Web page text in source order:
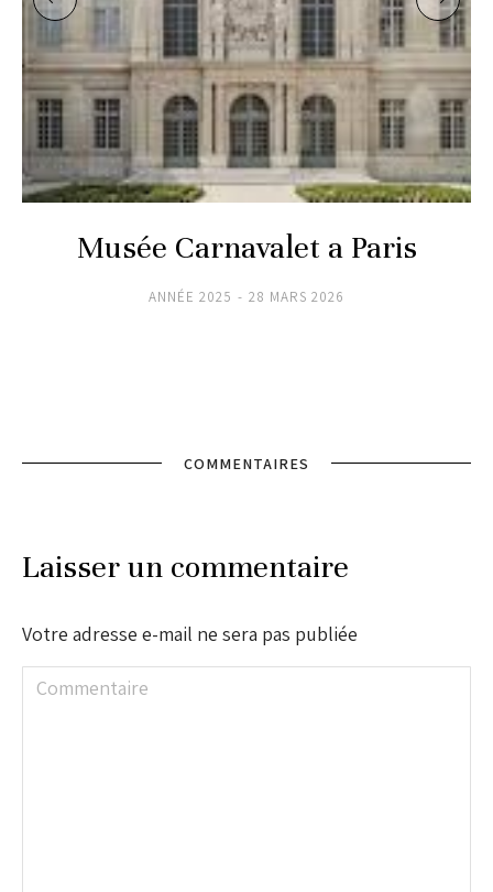
Musée Carnavalet a Paris
ANNÉE 2025 28 MARS 2026
COMMENTAIRES
Laisser un commentaire
Votre adresse e-mail ne sera pas publiée
Commentaire